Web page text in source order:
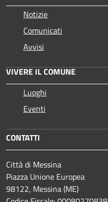
Notizie
Comunicati
Avvisi
VIVERE IL COMUNE
Luoghi
Eventi
CONTATTI
Città di Messina
Piazza Unione Europea
98122, Messina (ME)